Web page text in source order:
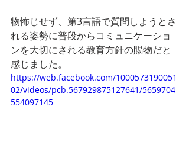
物怖じせず、第3言語で質問しようとさ
れる姿勢に普段からコミュニケーショ
ンを大切にされる教育方針の賜物だと
感じました。
https://web.facebook.com/1000573190051
02/videos/pcb.567929875127641/5659704
554097145